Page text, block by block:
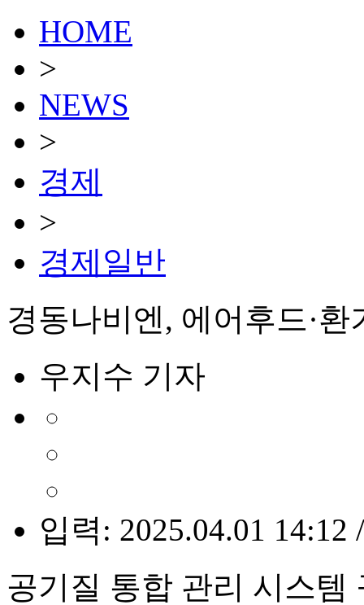
HOME
>
NEWS
>
경제
>
경제일반
경동나비엔, 에어후드·
우지수 기자
입력: 2025.04.01 14:12
공기질 통합 관리 시스템